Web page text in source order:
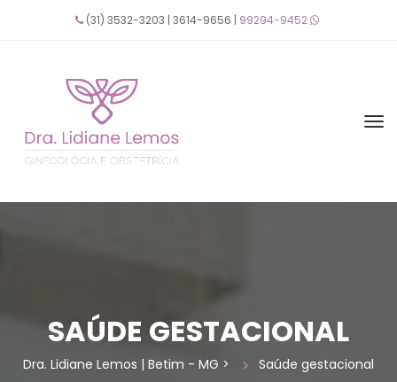
(31) 3532-3203 | 3614-9656 | 99294-9452
SAÚDE GESTACIONAL
Dra. Lidiane Lemos | Betim - MG > Saúde gestacional